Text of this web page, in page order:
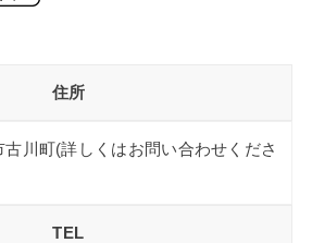
住所
川町(詳しくはお問い合わせくださ
TEL